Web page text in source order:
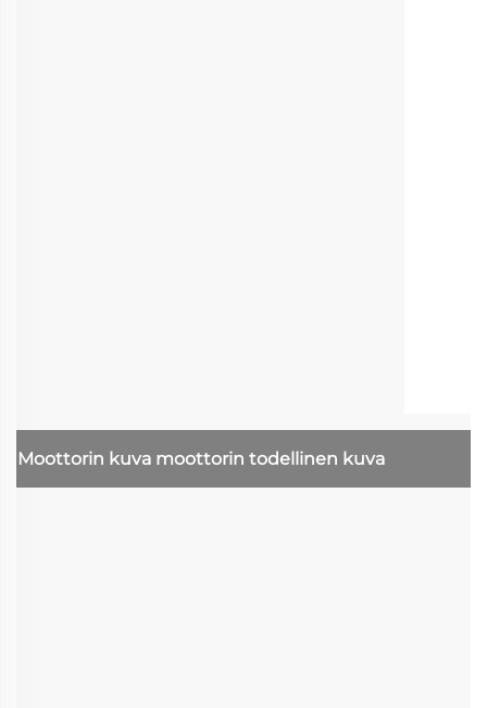
Moottorin kuva moottorin todellinen kuva